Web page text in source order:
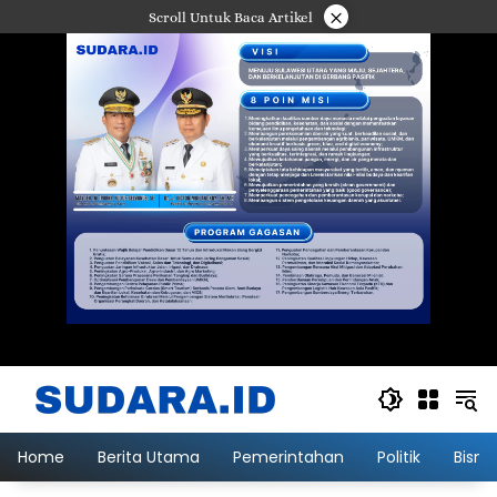
ke
Scroll Untuk Baca Artikel ×
Home Berita Utama Pemerintahan Politik